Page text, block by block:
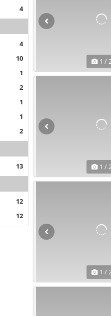
4
4
10
1
2
1
1
2
13
12
12
1 /
1 /
1 /